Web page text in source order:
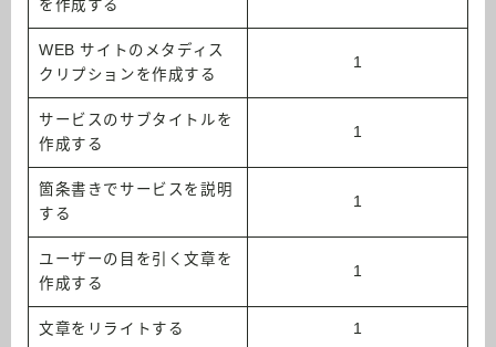
を作成する
WEB サイトのメタディス
クリプションを作成する
1
サービスのサブタイトルを
作成する
1
箇条書きでサービスを説明
する
1
ユーザーの目を引く文章を
作成する
1
文章をリライトする 1